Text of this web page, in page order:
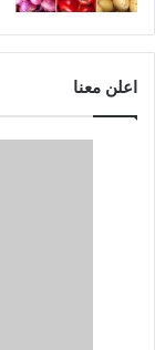
اعلن معنا